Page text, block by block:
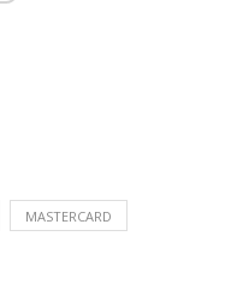
MASTERCARD